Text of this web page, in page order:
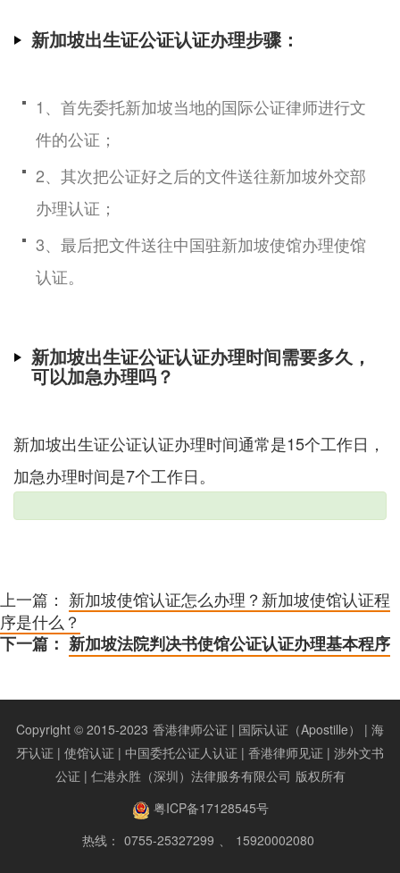
新加坡出生证公证认证办理步骤：
1、首先委托新加坡当地的国际公证律师进行文
件的公证；
2、其次把公证好之后的文件送往新加坡外交部
办理认证；
3、最后把文件送往中国驻新加坡使馆办理使馆
认证。
新加坡出生证公证认证办理时间需要多久，
可以加急办理吗？
新加坡出生证公证认证办理时间通常是15个工作日，
加急办理时间是7个工作日。
上一篇： 新加坡使馆认证怎么办理？新加坡使馆认证程
序是什么？
下一篇： 新加坡法院判决书使馆公证认证办理基本程序
Copyright © 2015-2023 香港律师公证 | 国际认证（Apostille） | 海
牙认证 | 使馆认证 | 中国委托公证人认证 | 香港律师见证 | 涉外文书
公证 | 仁港永胜（深圳）法律服务有限公司 版权所有
粤ICP备17128545号
热线： 0755-25327299 、 15920002080